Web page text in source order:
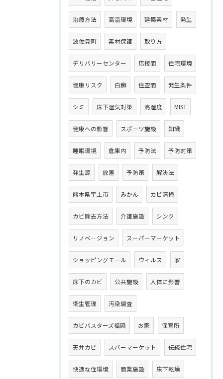
治療方法 高温環境 建築素材 発生
波佐見町 素材保護 取り方
デリバリーセンター 応接間 住宅環境
健康リスク 白癬 住空間 発生条件
シミ 床下湿気対策 高湿度 MIST
健康への影響 スポーツ施設 知識
睡眠環境 倉庫内 予防法 予防対策
発生源 放置 予防策 解決法
熊本県宇土市 みかん カビ清掃
カビ除去方法 介護施設 シンク
リノベ―ジョン スーパーマーケット
ショッピングモール ウィルス 家
床下のカビ 公共施設 人体に影響
衛生管理 汚染調査
カビバスターズ福岡 お家 保育所
天井カビ スパーマーケット 伝統住宅
快適な住環境 商業施設 床下乾燥